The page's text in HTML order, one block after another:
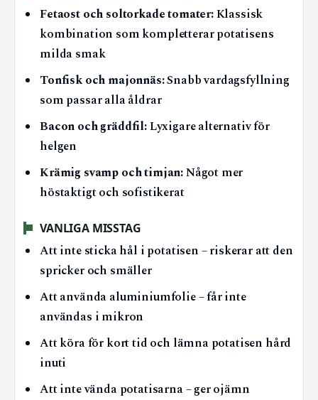
Fetaost och soltorkade tomater:Klassisk
kombination som kompletterar potatisens
milda smak
Tonfisk och majonnäs:Snabb vardagsfyllning
som passar alla åldrar
Bacon och gräddfil:Lyxigare alternativ för
helgen
Krämig svamp och timjan:Något mer
höstaktigt och sofistikerat
VANLIGA MISSTAG
Att inte sticka hål i potatisen – riskerar att den
spricker och smäller
Att använda aluminiumfolie – får inte
användas i mikron
Att köra för kort tid och lämna potatisen hård
inuti
Att inte vända potatisarna – ger ojämn